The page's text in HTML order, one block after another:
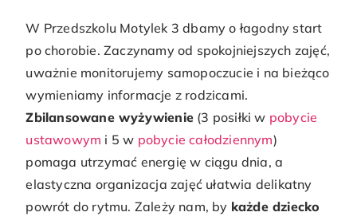
W Przedszkolu Motylek 3 dbamy o łagodny start
po chorobie. Zaczynamy od spokojniejszych zajęć,
uważnie monitorujemy samopoczucie i na bieżąco
wymieniamy informacje z rodzicami.
Zbilansowane wyżywienie (3 posiłki w pobycie
ustawowym i 5 w pobycie całodziennym)
pomaga utrzymać energię w ciągu dnia, a
elastyczna organizacja zajęć ułatwia delikatny
powrót do rytmu. Zależy nam, by każde dziecko